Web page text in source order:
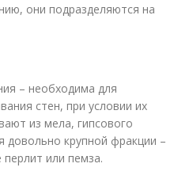
они подразделяются на
– необходима для
стен, при условии их
из мела, гипсового
довольно крупной фракции –
или пемза.